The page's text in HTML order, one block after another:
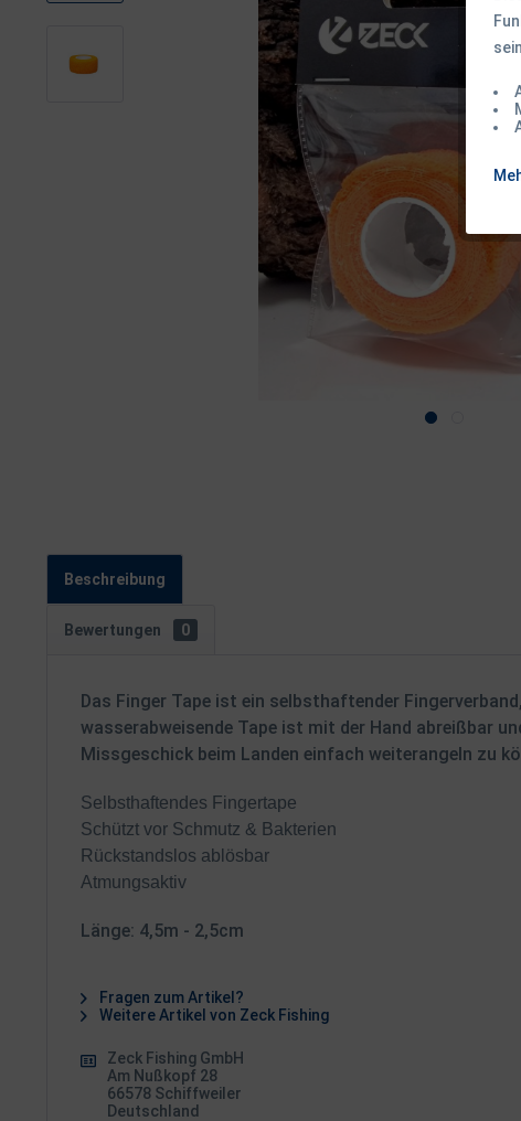
Beschreibung
Bewertungen 0
Das Finger Tape ist ein selbsthaftender
wasserabweisende Tape ist mit der Hand abreißbar
Missgeschick beim Landen einfach weiterangeln zu
Selbsthaftendes Fingertape
Schützt vor Schmutz & Bakterien
Rückstandslos ablösbar
Atmungsaktiv
Länge: 4,5m - 2,5cm
Fragen zum Artikel?
Weitere Artikel von Zeck Fishing
Zeck Fishing GmbH
Am Nußkopf 28
66578 Schiffweiler
Deutschland